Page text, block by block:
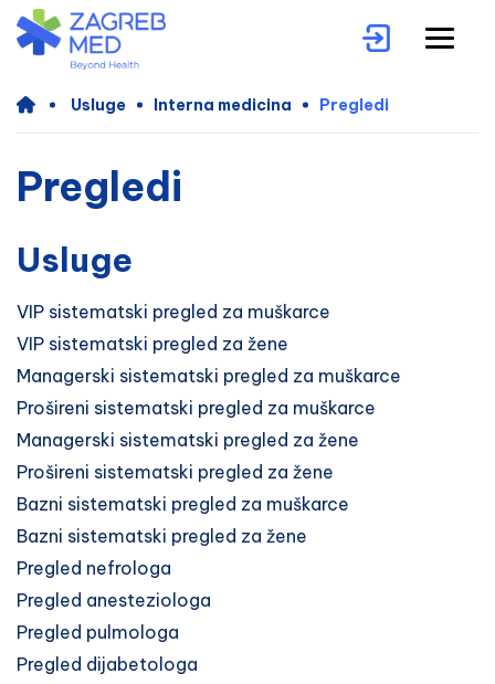
Usluge Interna medicina Pregledi
Pregledi
Usluge
VIP sistematski pregled za muškarce
VIP sistematski pregled za žene
Managerski sistematski pregled za muškarce
Prošireni sistematski pregled za muškarce
Managerski sistematski pregled za žene
Prošireni sistematski pregled za žene
Bazni sistematski pregled za muškarce
Bazni sistematski pregled za žene
Pregled nefrologa
Pregled anesteziologa
Pregled pulmologa
Pregled dijabetologa